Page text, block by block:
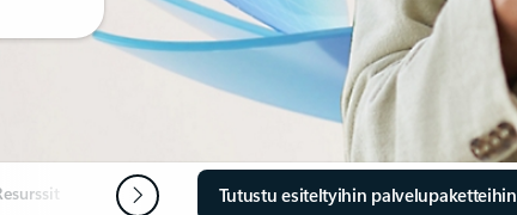
Seuraavat vaiheetTutustu esiteltyihin palvelupaketteihin